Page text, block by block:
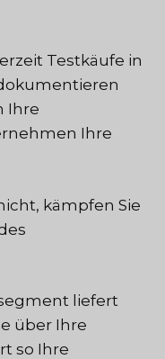
Testkäufe in
Ihre
Ihre
kämpfen Sie
liefert
über Ihre
so Ihre